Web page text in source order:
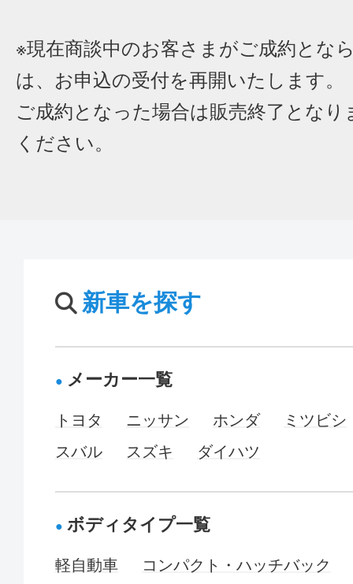
※現在商談中のお客さまがご成約とな
は、お申込の受付を再開いたします。
ご成約となった場合は販売終了となり
ください。
新車を探す
メーカー一覧
トヨタ ニッサン ホンダ
ミツビシ
スバル
スズキ ダイハツ
ボディタイプ一覧
軽自動車
コンパクト・ハッチバック